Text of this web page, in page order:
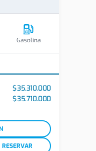
Gasolina
$35.310.000
$35.710.000
RESERVAR